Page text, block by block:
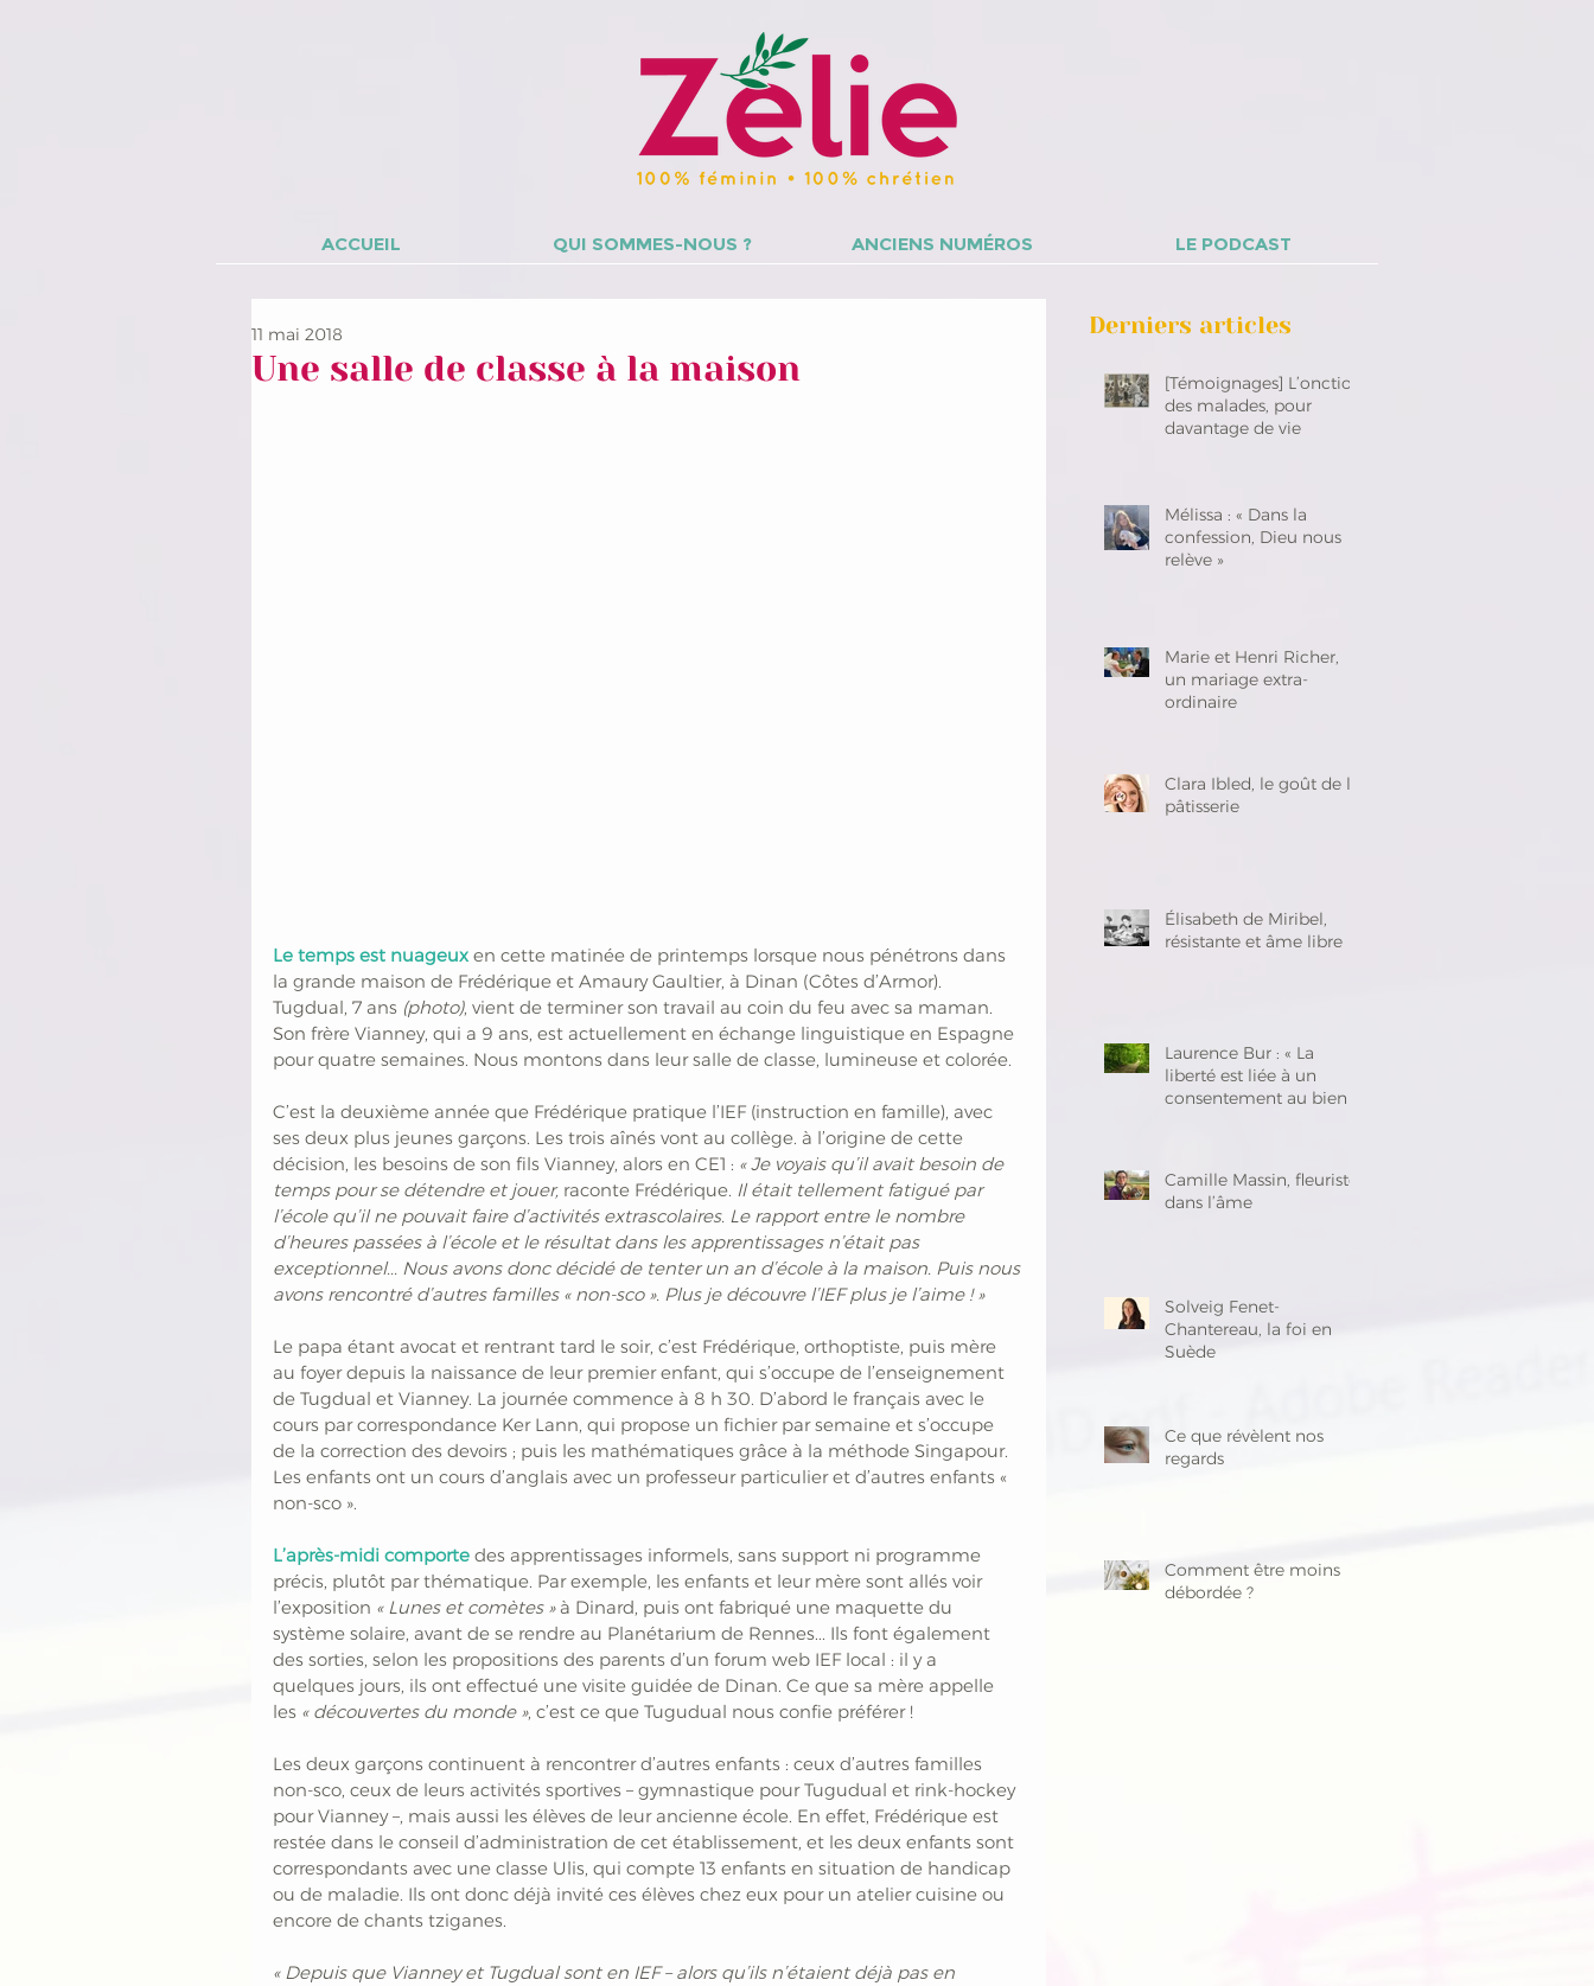
ACCUEIL QUI SOMMES-NOUS ? ANCIENS NUMÉROS LE PODCAST
Une salle de classe à la maison
11 mai 2018
Le temps est nuageux en cette matinée de printemps lorsque nous pénétrons dans
la grande maison de Frédérique et Amaury Gaultier, à Dinan (Côtes d’Armor).
Tugdual, 7 ans (photo), vient de terminer son travail au coin du feu avec sa maman.
Son frère Vianney, qui a 9 ans, est actuellement en échange linguistique en Espagne
pour quatre semaines. Nous montons dans leur salle de classe, lumineuse et colorée.
C’est la deuxième année que Frédérique pratique l’IEF (instruction en famille), avec
ses deux plus jeunes garçons. Les trois aînés vont au collège. à l’origine de cette
décision, les besoins de son fils Vianney, alors en CE1 : « Je voyais qu’il avait besoin de
temps pour se détendre et jouer, raconte Frédérique. Il était tellement fatigué par
l’école qu’il ne pouvait faire d’activités extrascolaires. Le rapport entre le nombre
d’heures passées à l’école et le résultat dans les apprentissages n’était pas
exceptionnel... Nous avons donc décidé de tenter un an d’école à la maison. Puis nous
avons rencontré d’autres familles « non-sco ». Plus je découvre l’IEF plus je l’aime ! »
Le papa étant avocat et rentrant tard le soir, c’est Frédérique, orthoptiste, puis mère
au foyer depuis la naissance de leur premier enfant, qui s’occupe de l’enseignement
de Tugdual et Vianney. La journée commence à 8 h 30. D’abord le français avec le
cours par correspondance Ker Lann, qui propose un fichier par semaine et s’occupe
de la correction des devoirs ; puis les mathématiques grâce à la méthode Singapour.
Les enfants ont un cours d’anglais avec un professeur particulier et d’autres enfants «
non-sco ».
L’après-midi comporte des apprentissages informels, sans support ni programme
précis, plutôt par thématique. Par exemple, les enfants et leur mère sont allés voir
l’exposition « Lunes et comètes » à Dinard, puis ont fabriqué une maquette du
système solaire, avant de se rendre au Planétarium de Rennes... Ils font également
des sorties, selon les propositions des parents d’un forum web IEF local : il y a
quelques jours, ils ont effectué une visite guidée de Dinan. Ce que sa mère appelle
les « découvertes du monde », c’est ce que Tugudual nous confie préférer !
Les deux garçons continuent à rencontrer d’autres enfants : ceux d’autres familles
non-sco, ceux de leurs activités sportives – gymnastique pour Tugudual et rink-hockey
pour Vianney –, mais aussi les élèves de leur ancienne école. En effet, Frédérique est
restée dans le conseil d’administration de cet établissement, et les deux enfants sont
correspondants avec une classe Ulis, qui compte 13 enfants en situation de handicap
ou de maladie. Ils ont donc déjà invité ces élèves chez eux pour un atelier cuisine ou
encore de chants tziganes.
« Depuis que Vianney et Tugdual sont en IEF – alors qu’ils n’étaient déjà pas en
Derniers articles
[Témoignages] L’onction
des malades, pour
davantage de vie
Mélissa : « Dans la
confession, Dieu nous
relève »
Marie et Henri Richer,
un mariage extra-
ordinaire
Clara Ibled, le goût de la
pâtisserie
Élisabeth de Miribel,
résistante et âme libre
Laurence Bur : « La
liberté est liée à un
consentement au bien »
Camille Massin, fleuriste
dans l’âme
Solveig Fenet-
Chantereau, la foi en
Suède
Ce que révèlent nos
regards
Comment être moins
débordée ?